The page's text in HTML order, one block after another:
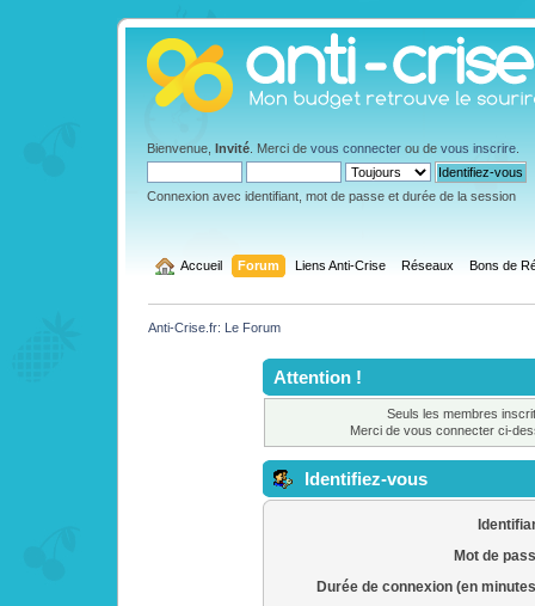
Bienvenue, Invité . Merci de vous connecter ou de vous inscrire
Connexion avec identifiant, mot de passe et durée de la session
Accueil Forum Liens Anti-Crise Réseaux Bons de
Anti-Crise.fr: Le Forum
Attention !
Seuls les membres
Merci de vous connecter ci-
Identifiez-vous
Mot de
Durée de connexion (en